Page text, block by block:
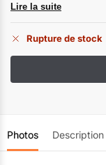
Lire la suite
Rupture de stock
Photos Description